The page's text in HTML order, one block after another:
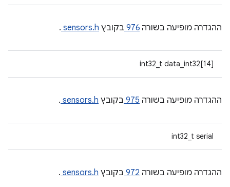
ההגדרה מופיעה בשורה 976 בקובץ sensors.h
.
int32_t data_int32[14]
ההגדרה מופיעה בשורה 975 בקובץ sensors.h
.
int32_t serial
ההגדרה מופיעה בשורה 972 בקובץ sensors.h
.